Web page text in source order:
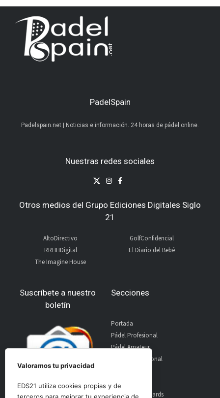
PadelSpain
Padelspain.net | Noticias e información. 24 horas de pádel online.
Nuestras redes sociales
Otros medios del Grupo Ediciones Digitales Siglo
21
AltoDirectivo
RRHHDigital
The Imagine House
GolfConfidencial
El Diario del Bebé
Suscríbete a nuestro
boletín
Secciones
Portada
Pádel Profesional
Pádel Amateur
Pádel Internacional
Material
World Padel Awards
Valoramos tu privacidad
EDS21 utiliza cookies propias y de